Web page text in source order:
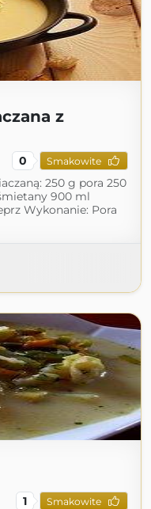
z
0 Smakowite
250 g pora 250
900 ml
Wykonanie: Pora
1 Smakowite